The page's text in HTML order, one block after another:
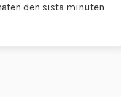
den sista minuten